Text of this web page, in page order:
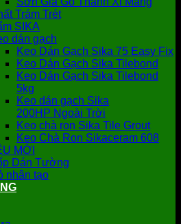
Trám Trét
SIKA
dán gạch
Keo Dán Gạch Sika 75 Easy Fix
Keo Dán Gạch Sika Tilebond
Keo Dán Gạch Sika Tilebond
5kg
Keo dán gạch Sika
200HP Ngoài Trời
Keo chà ron Sika Tile Grout
Keo Chà Ron Sikaceram 608
MỚI
Dán Tường
nhân tạo